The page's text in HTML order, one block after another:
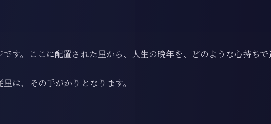
す。ここに配置された星から、人生の晩年を、どのような心持ちで
は、その手がかりとなります。